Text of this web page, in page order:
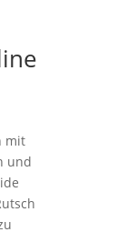
mit
und